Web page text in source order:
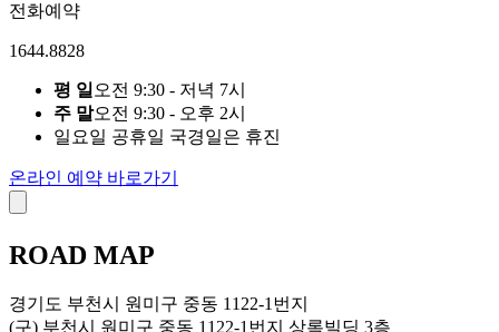
전화예약
1644.8828
평 일 오전 9:30 - 저녁 7시
주 말오전 9:30 - 오후 2시
일요일 공휴일 국경일은 휴진
온라인 예약 바로가기
ROAD MAP
경기도 부천시 원미구 중동 1122-1번지
(구) 부천시 원미구 중동 1122-1번지 상록빌딩 3층